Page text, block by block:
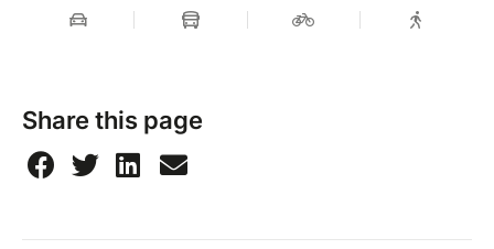
Share this page